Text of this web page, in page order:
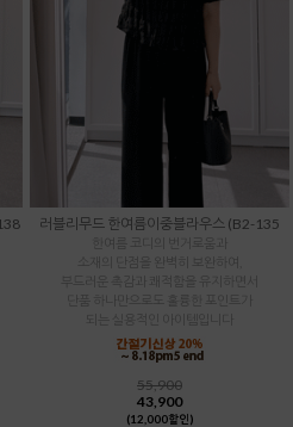
러블리무드 한여름이중블라우스 (B2-135
한여름 코디의 번거로움과
소재의 단점을 완벽히 보완하여,
55,900
43,900
(12,000할인)